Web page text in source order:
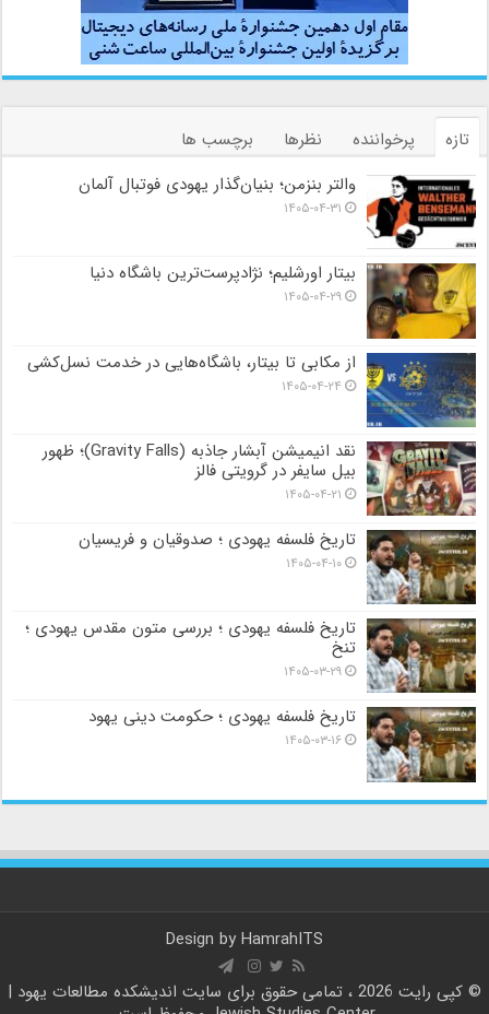
تازه پرخواننده نظرها
برچسب ها
والتر بنزمن؛ بنیان‌گذار یهودی فوتبال آلمان
۱۴۰۵-۰۴-۳۱
بیتار اورشلیم؛ نژادپرست‌ترین باشگاه دنیا
۱۴۰۵-۰۴-۲۹
از مکابی تا بیتار، باشگاه‌هایی در خدمت نسل‌کشی
۱۴۰۵-۰۴-۲۴
نقد انیمیشن آبشار جاذبه (Gravity Falls)؛ ظهور
بیل سایفر در گرویتی فالز
۱۴۰۵-۰۴-۲۱
تاریخ فلسفه یهودی ؛ صدوقیان و فریسیان
۱۴۰۵-۰۴-۱۰
تاریخ فلسفه یهودی ؛ بررسی متون مقدس یهودی ؛
تنخ
۱۴۰۵-۰۳-۲۹
تاریخ فلسفه یهودی ؛ حکومت دینی یهود
۱۴۰۵-۰۳-۱۶
Design by HamrahITS
© کپی رایت 2026 ، تمامی حقوق برای سایت
اندیشکده مطالعات یهود |